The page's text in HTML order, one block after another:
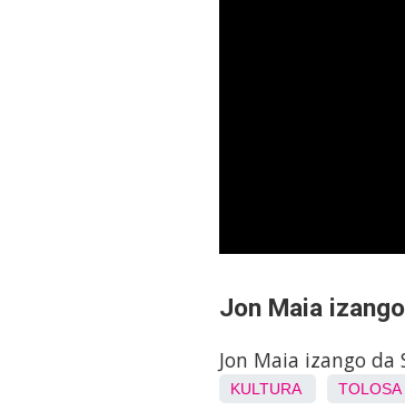
Jon Maia
Jon Maia izango
KULTURA TOLOSA